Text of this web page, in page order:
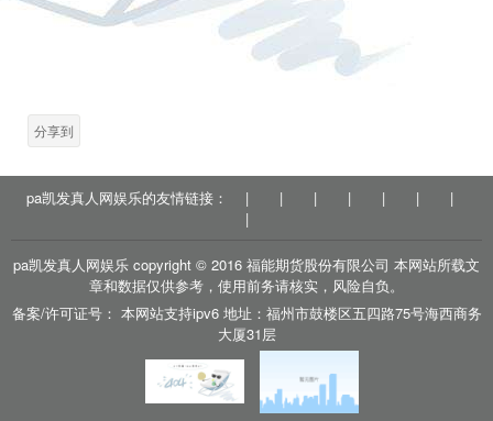
相关新闻
跟总书记读历史 | 己所不欲，勿施于人
分享到
pa凯发真人网娱乐的友情链接： | | | | | |
|
|
pa凯发真人网娱乐 copyright © 2016 福能期货股份有限公司 本网站所载文
章和数据仅供参考，使用前务请核实，风险自负。
备案/许可证号： 本网站支持ipv6 地址：福州市鼓楼区五四路75号海西商务
大厦31层